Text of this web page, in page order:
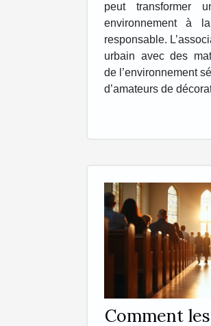
peut transformer
environnement à
responsable.
urbain avec des
de l’environnement
d’amateurs de
Comment